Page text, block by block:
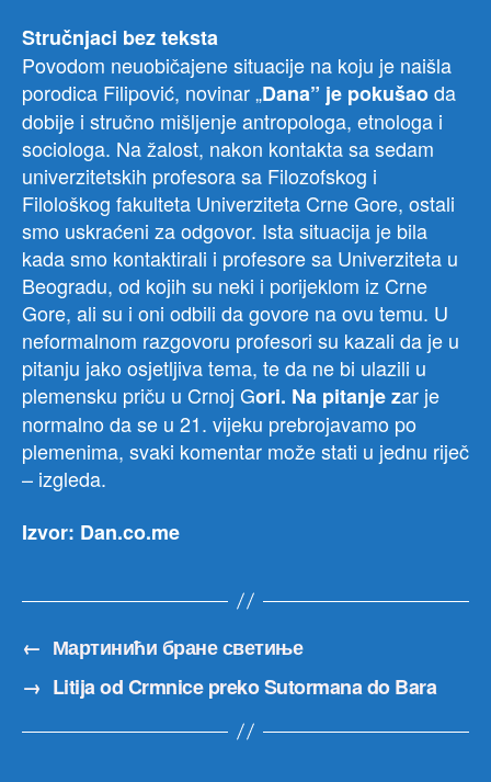
Stručnjaci bez teksta
Povodom neuobičajene situacije na koju je naišla
porodica Filipović, novinar „Dana” je pokušaoda
dobije i stručno mišljenje antropologa, etnologa i
sociologa. Na žalost, nakon kontakta sa sedam
univerzitetskih profesora sa Filozofskog i
Filološkog fakulteta Univerziteta Crne Gore, ostali
smo uskraćeni za odgovor. Ista situacija je bila
kada smo kontaktirali i profesore sa Univerziteta u
Beogradu, od kojih su neki i porijeklom iz Crne
Gore, ali su i oni odbili da govore na ovu temu. U
neformalnom razgovoru profesori su kazali da je u
pitanju jako osjetljiva tema, te da ne bi ulazili u
plemensku priču u Crnoj Gori. Na pitanje zar je
normalno da se u 21. vijeku prebrojavamo po
plemenima, svaki komentar može stati u jednu riječ
– izgleda.
Izvor: Dan.co.me
← Мартинићи бране светиње
→ Litija od Crmnice preko Sutormana do Bara